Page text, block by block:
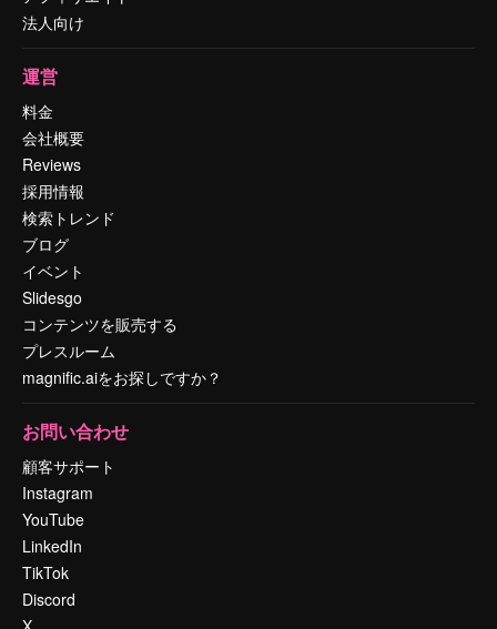
法人向け
運営
料金
会社概要
Reviews
採用情報
検索トレンド
ブログ
イベント
Slidesgo
コンテンツを販売する
プレスルーム
magnific.aiをお探しですか？
お問い合わせ
顧客サポート
Instagram
YouTube
LinkedIn
TikTok
Discord